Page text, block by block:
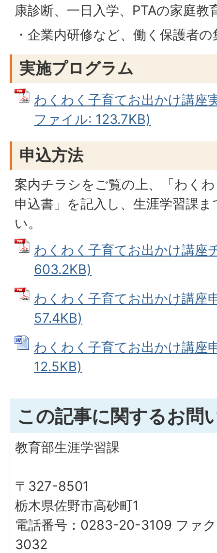
康診断、一日入学、PTAの家庭教
・企業内研修など、働く保護者
実施プログラム
わくわく子育てお出かけ講座
ファイル: 123.7KB)
申込方法
案内チラシをご覧の上、「わく
申込書」を記入し、生涯学習課
い。
わくわく子育てお出かけ講座
603.2KB)
わくわく子育てお出かけ講座
57.4KB)
わくわく子育てお出かけ講座
12.5KB)
この記事に関するお問
教育部生涯学習課
〒327-8501
栃木県佐野市高砂町1
電話番号：0283-20-3109 ファ
3032